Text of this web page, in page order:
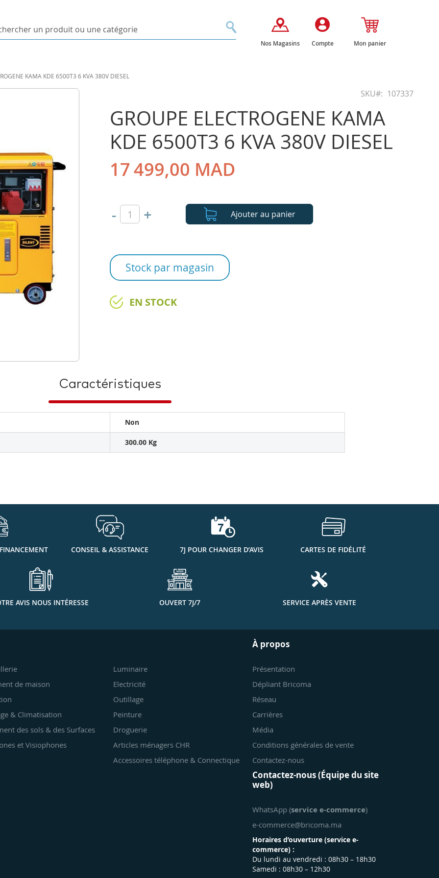
RechercherNos Magasins Compte Mon panier
KAMA KDE 6500T3 6 KVA 380V DIESEL
SKU 107337
GROUPE ELECTROGENE KAMA
KDE 6500T3 6 KVA 380V DIESEL
17 499,00 MAD
- + Ajouter au panier
Stock par magasin
EN STOCK
Caractéristiques
Non
300.00 Kg
CONSEIL & ASSISTANCE 7J POUR CHANGER D’AVIS CARTES DE FIDÉLITÉ
AVIS NOUS INTÉRESSE OUVERT 7J/7 SERVICE APRÈS VENTE
de maison
& Climatisation
des sols & des Surfaces
et Visiophones
Luminaire
Electricité
Outillage
Peinture
Droguerie
Articles ménagers CHR
Accessoires téléphone & Connectique
À propos
Présentation
Dépliant Bricoma
Réseau
Carrières
Média
Conditions générales de vente
Contactez-nous
Contactez-nous (Équipe du site
web)
WhatsApp (service e-commerce)
e-commerce@bricoma.ma
Horaires d’ouverture (service e-
commerce) :
Du lundi au vendredi : 08h30 – 18h30
Samedi : 08h30 – 12h30